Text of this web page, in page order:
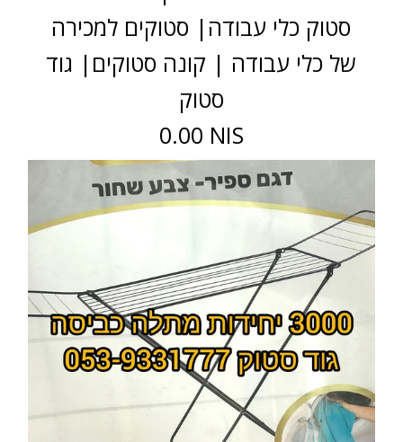
סטוק כלי עבודה| סטוקים למכירה
של כלי עבודה | קונה סטוקים| גוד
סטוק
0.00 NIS